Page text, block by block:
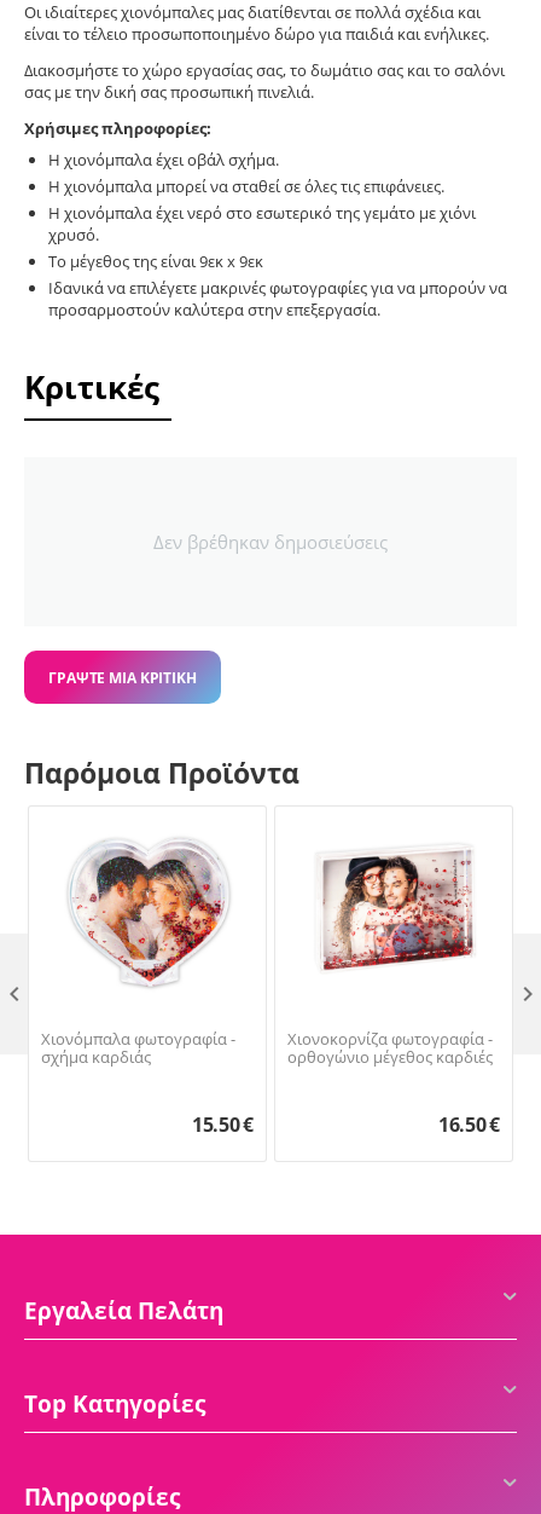
Οι ιδιαίτερες χιονόμπαλες μας διατίθενται σε πολλά σχέδια και
είναι το τέλειο προσωποποιημένο δώρο για παιδιά και ενήλικες.
Διακοσμήστε το χώρο εργασίας σας, το δωμάτιο σας και το σαλόνι
σας με την δική σας προσωπική πινελιά.
Χρήσιμες πληροφορίες:
Η χιονόμπαλα έχει οβάλ σχήμα.
Η χιονόμπαλα μπορεί να σταθεί σε όλες τις επιφάνειες.
Η χιονόμπαλα έχει νερό στο εσωτερικό της γεμάτο με χιόνι
χρυσό.
Το μέγεθος της είναι 9εκ x 9εκ
Ιδανικά να επιλέγετε μακρινές φωτογραφίες για να μπορούν να
προσαρμοστούν καλύτερα στην επεξεργασία.
Κριτικές
Δεν βρέθηκαν δημοσιεύσεις
ΓΡΆΨΤΕ ΜΙΑ ΚΡΙΤΙΚΉ
Παρόμοια Προϊόντα
Χιονόμπαλα φωτογραφία -
σχήμα καρδιάς
15.50€
Χιονοκορνίζα φωτογραφία -
ορθογώνιο μέγεθος καρδιές
16.50€
 
Εργαλεία Πελάτη
Top Κατηγορίες
Πληροφορίες